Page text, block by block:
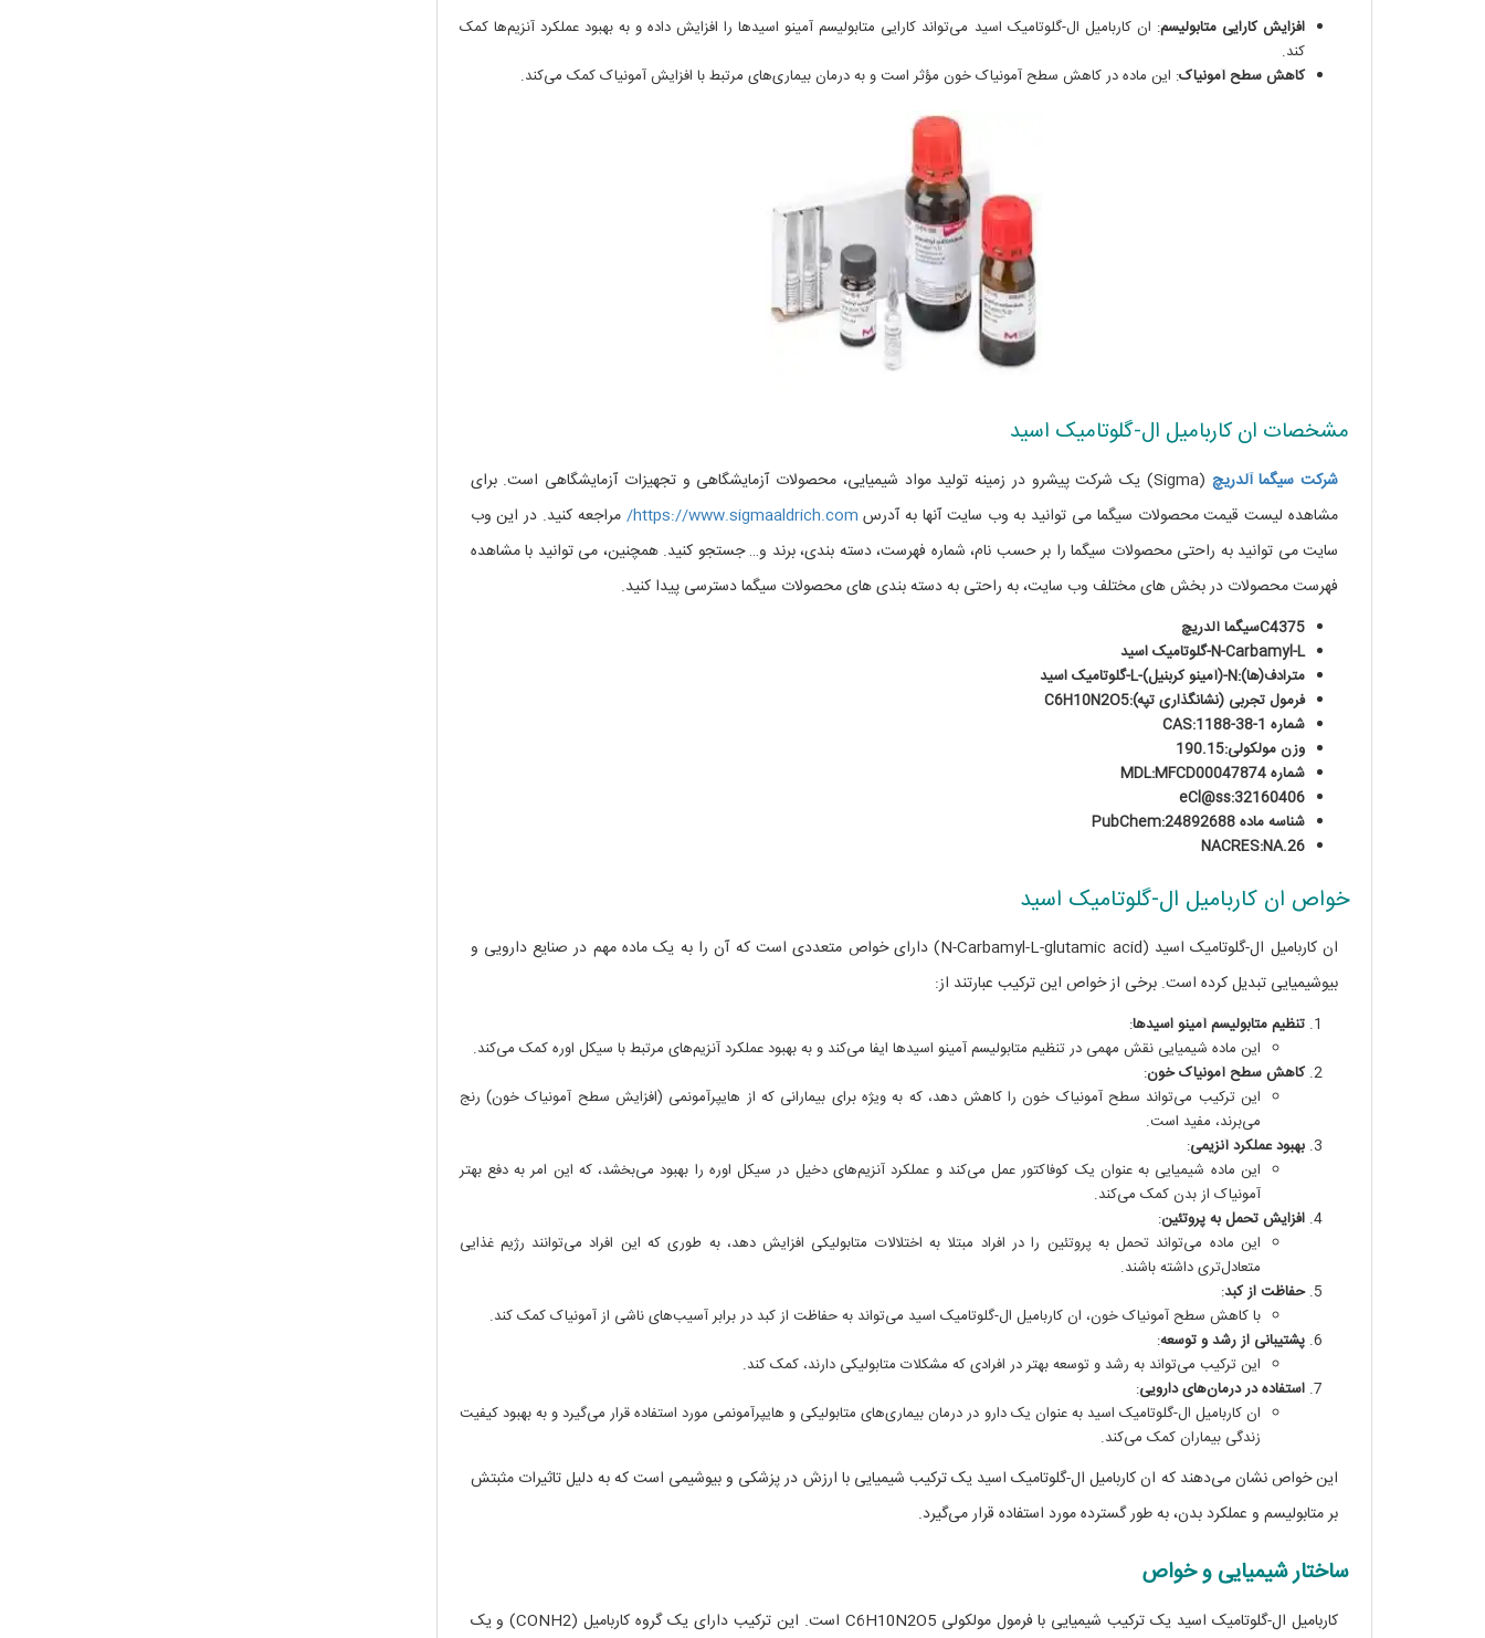
افزایش کارایی متابولیسم: ان کاربامیل ال-گلوتامیک اسید می‌تواند کارایی متابولیسم آمینو اسیدها را افزایش داده و به بهبود عملکرد آنزیم‌ها کمک
کند.
کاهش سطح آمونیاک: این ماده در کاهش سطح آمونیاک خون مؤثر است و به درمان بیماری‌های مرتبط با افزایش آمونیاک کمک می‌کند.
مشخصات ان کاربامیل ال-گلوتامیک اسید
شرکت سیگما آلدریچ
(Sigma) یک شرکت پیشرو در زمینه تولید مواد شیمیایی، محصولات آزمایشگاهی و تجهیزات آزمایشگاهی است. برای
مشاهده لیست قیمت محصولات سیگما می توانید به وب سایت آنها به آدرس https://www.sigmaaldrich.com/ مراجعه کنید. در این وب
سایت می توانید به راحتی محصولات سیگما را بر حسب نام، شماره فهرست، دسته بندی، برند و… جستجو کنید. همچنین، می توانید با مشاهده
فهرست محصولات در بخش های مختلف وب سایت، به راحتی به دسته بندی های محصولات سیگما دسترسی پیدا کنید.
C4375سیگما آلدریچ
N-Carbamyl-L-گلوتامیک اسید
مترادف(ها):N-(آمینو کربنیل)-L-گلوتامیک اسید
فرمول تجربی (نشانگذاری تپه):C6H10N2O5
شماره CAS:1188-38-1
وزن مولکولی:190.15
شماره MDL:MFCD00047874
eCl@ss:32160406
شناسه ماده PubChem:24892688
NACRES:NA.26
خواص ان کاربامیل ال-گلوتامیک اسید
ان کاربامیل ال-گلوتامیک اسید (N-Carbamyl-L-glutamic acid) دارای خواص متعددی است که آن را به یک ماده مهم در صنایع دارویی و
بیوشیمیایی تبدیل کرده است. برخی از خواص این ترکیب عبارتند از:
تنظیم متابولیسم آمینو اسیدها:
این ماده شیمیایی نقش مهمی در تنظیم متابولیسم آمینو اسیدها ایفا می‌کند و به بهبود عملکرد آنزیم‌های مرتبط با سیکل اوره کمک می‌کند.
کاهش سطح آمونیاک خون:
این ترکیب می‌تواند سطح آمونیاک خون را کاهش دهد، که به ویژه برای بیمارانی که از هایپرآمونمی (افزایش سطح آمونیاک خون) رنج
می‌برند، مفید است.
بهبود عملکرد آنزیمی:
این ماده شیمیایی به عنوان یک کوفاکتور عمل می‌کند و عملکرد آنزیم‌های دخیل در سیکل اوره را بهبود می‌بخشد، که این امر به دفع بهتر
آمونیاک از بدن کمک می‌کند.
افزایش تحمل به پروتئین:
این ماده می‌تواند تحمل به پروتئین را در افراد مبتلا به اختلالات متابولیکی افزایش دهد، به طوری که این افراد می‌توانند رژیم غذایی
متعادل‌تری داشته باشند.
حفاظت از کبد:
با کاهش سطح آمونیاک خون، ان کاربامیل ال-گلوتامیک اسید می‌تواند به حفاظت از کبد در برابر آسیب‌های ناشی از آمونیاک کمک کند.
پشتیبانی از رشد و توسعه:
این ترکیب می‌تواند به رشد و توسعه بهتر در افرادی که مشکلات متابولیکی دارند، کمک کند.
استفاده در درمان‌های دارویی:
ان کاربامیل ال-گلوتامیک اسید به عنوان یک دارو در درمان بیماری‌های متابولیکی و هایپرآمونمی مورد استفاده قرار می‌گیرد و به بهبود کیفیت
زندگی بیماران کمک می‌کند.
این خواص نشان می‌دهند که ان کاربامیل ال-گلوتامیک اسید یک ترکیب شیمیایی با ارزش در پزشکی و بیوشیمی است که به دلیل تاثیرات مثبتش
بر متابولیسم و عملکرد بدن، به طور گسترده مورد استفاده قرار می‌گیرد.
ساختار شیمیایی و خواص
کاربامیل ال-گلوتامیک اسید یک ترکیب شیمیایی با فرمول مولکولی C6H10N2O5 است. این ترکیب دارای یک گروه کاربامیل (CONH2) و یک